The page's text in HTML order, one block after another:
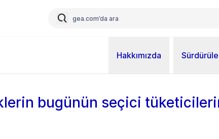
Hakkımızda
bugünün seçici